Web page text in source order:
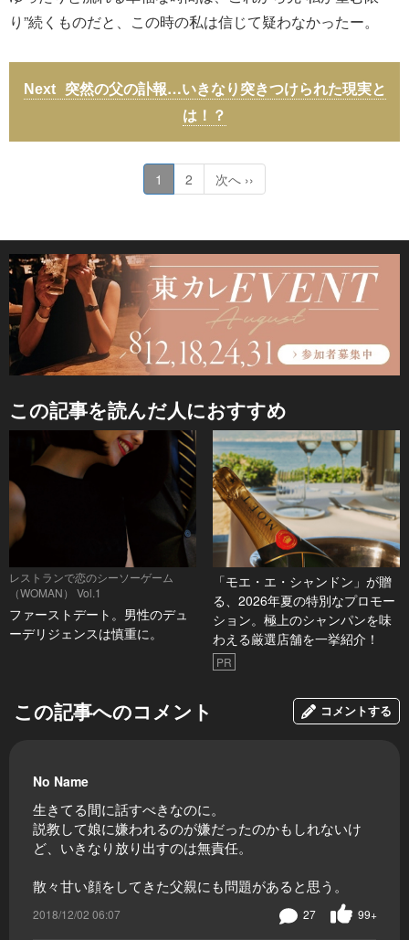
り”続くものだと、この時の私は信じて疑わなかったー。
突然の父の訃報…いきなり突きつけられた現実と
は！？
1 2 次へ ››
この記事を読んだ人におすすめ
レストランで恋のシーソーゲーム
（WOMAN） Vol.1
ファーストデート。男性のデュ
ーデリジェンスは慎重に。
「モエ・エ・シャンドン」が贈
る、2026年夏の特別なプロモー
ション。極上のシャンパンを味
わえる厳選店舗を一挙紹介！
PR
この記事へのコメント コメントする
No Name
生きてる間に話すべきなのに。
説教して娘に嫌われるのが嫌だったのかもしれないけ
ど、いきなり放り出すのは無責任。
散々甘い顔をしてきた父親にも問題があると思う。
2018/12/02 06:07 99+
27